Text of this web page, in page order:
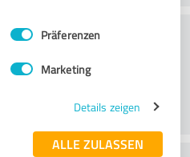
Präferenzen
Marketing
Details zeigen
ALLE ZULASSEN